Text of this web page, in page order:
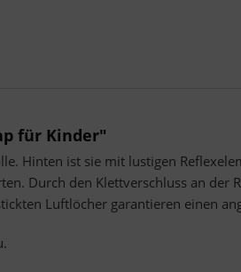
für Kinder"
Hinten ist sie mit lustigen
Durch den Klettverschluss an
Luftlöcher garantieren einen